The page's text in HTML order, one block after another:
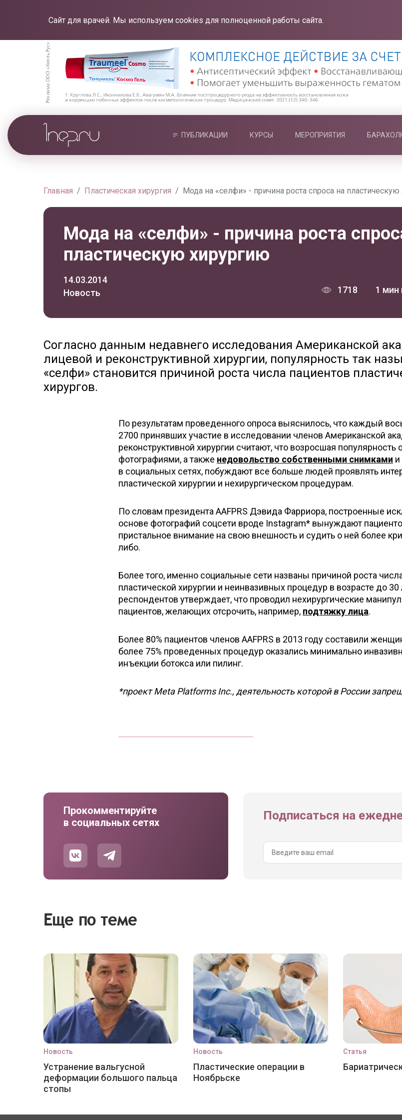
Сайт для врачей. Мы используем cookies для полноценной работы сайта.
ПУБЛИКАЦИИ КУРСЫ МЕРОПРИЯТИЯ
Главная Пластическая хирургия Мода на «селфи» - причина роста спроса на
Мода на «селфи» - причина роста
пластическую хирургию
14.03.2014
Новость
1718 1 мин
Согласно данным недавнего исследования Американской
лицевой и реконструктивной хирургии, популярность так
«селфи» становится причиной роста числа пациентов
хирургов.
По результатам проведенного опроса выяснилось, что каждый
2700 принявших участие в исследовании членов Американской
реконструктивной хирургии считают, что возросшая популярность
фотографиями, а также недовольство собственными снимками
в социальных сетях, побуждают все больше людей проявлять
пластической хирургии и нехирургическом процедурам.
По словам президента AAFPRS Дэвида Фарриора, построенные
основе фотографий соцсети вроде Instagram* вынуждают
пристальное внимание на свою внешность и судить о ней более
либо.
Более того, именно социальные сети названы причиной роста
пластической хирургии и неинвазивных процедур в возрасте до
респондентов утверждает, что проводил нехирургические
пациентов, желающих отсрочить, например, подтяжку лица.
Более 80% пациентов членов AAFPRS в 2013 году составили
более 75% проведенных процедур оказались минимально
инъекции ботокса или пилинг.
*проект Meta Platforms Inc., деятельность которой в России
Прокомментируйте
в социальных сетях
Подписаться на
Еще по теме
Новость
Устранение вальгусной
деформации большого пальца
стопы
Новость
Пластические операции в
Ноябрьске
Статья